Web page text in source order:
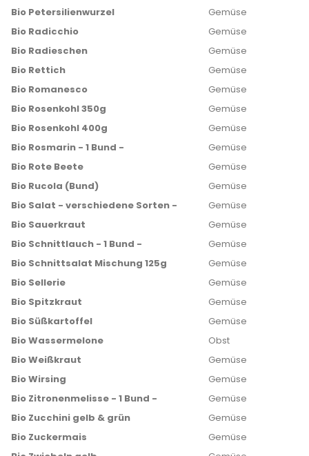
Bio Petersilienwurzel
Gemüse
Bio Radicchio
Gemüse
Bio Radieschen
Gemüse
Bio Rettich
Gemüse
Bio Romanesco
Gemüse
Bio Rosenkohl 350g
Gemüse
Bio Rosenkohl 400g
Gemüse
Bio Rosmarin - 1 Bund -
Gemüse
Bio Rote Beete
Gemüse
Bio Rucola (Bund)
Gemüse
Bio Salat - verschiedene Sorten -
Gemüse
Bio Sauerkraut
Gemüse
Bio Schnittlauch - 1 Bund -
Gemüse
Bio Schnittsalat Mischung 125g
Gemüse
Bio Sellerie
Gemüse
Bio Spitzkraut
Gemüse
Bio Süßkartoffel
Gemüse
Bio Wassermelone
Obst
Bio Weißkraut
Gemüse
Bio Wirsing
Gemüse
Bio Zitronenmelisse - 1 Bund -
Gemüse
Bio Zucchini gelb & grün
Gemüse
Bio Zuckermais
Gemüse